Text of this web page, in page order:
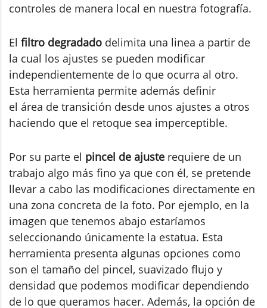
controles de manera local en nuestra fotografía.
El filtro degradado delimita una linea a partir de
la cual los ajustes se pueden modificar
independientemente de lo que ocurra al otro.
Esta herramienta permite además definir
el área de transición desde unos ajustes a otros
haciendo que el retoque sea imperceptible.
Por su parte el pincel de ajuste requiere de un
trabajo algo más fino ya que con él, se pretende
llevar a cabo las modificaciones directamente en
una zona concreta de la foto. Por ejemplo, en la
imagen que tenemos abajo estaríamos
seleccionando únicamente la estatua. Esta
herramienta presenta algunas opciones como
son el tamaño del pincel, suavizado flujo y
densidad que podemos modificar dependiendo
de lo que queramos hacer. Además, la opción de